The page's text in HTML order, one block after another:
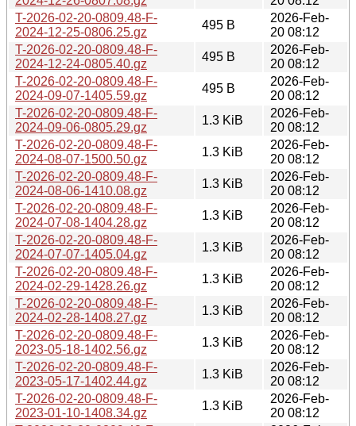
T-2026-02-20-0809.48-F-
2024-12-25-0806.25.gz
495 B
2026-Feb-
20 08:12
T-2026-02-20-0809.48-F-
2024-12-24-0805.40.gz
495 B
2026-Feb-
20 08:12
T-2026-02-20-0809.48-F-
2024-09-07-1405.59.gz
495 B
2026-Feb-
20 08:12
T-2026-02-20-0809.48-F-
2024-09-06-0805.29.gz
1.3 KiB
2026-Feb-
20 08:12
T-2026-02-20-0809.48-F-
2024-08-07-1500.50.gz
1.3 KiB
2026-Feb-
20 08:12
T-2026-02-20-0809.48-F-
2024-08-06-1410.08.gz
1.3 KiB
2026-Feb-
20 08:12
T-2026-02-20-0809.48-F-
2024-07-08-1404.28.gz
1.3 KiB
2026-Feb-
20 08:12
T-2026-02-20-0809.48-F-
2024-07-07-1405.04.gz
1.3 KiB
2026-Feb-
20 08:12
T-2026-02-20-0809.48-F-
2024-02-29-1428.26.gz
1.3 KiB
2026-Feb-
20 08:12
T-2026-02-20-0809.48-F-
2024-02-28-1408.27.gz
1.3 KiB
2026-Feb-
20 08:12
T-2026-02-20-0809.48-F-
2023-05-18-1402.56.gz
1.3 KiB
2026-Feb-
20 08:12
T-2026-02-20-0809.48-F-
2023-05-17-1402.44.gz
1.3 KiB
2026-Feb-
20 08:12
T-2026-02-20-0809.48-F-
2023-01-10-1408.34.gz
1.3 KiB
2026-Feb-
20 08:12